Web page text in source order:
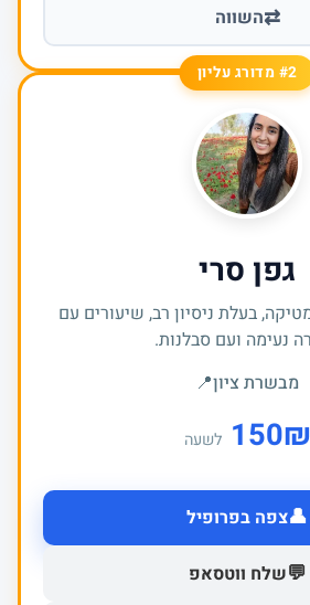
⇄השווה
#2 מדורג עליון
גפן סרי
בעלת ניסיון רב, שיעורים עם
נעימה ועם סבלנות.
מבשרת ציון📍
₪
150 לשעה
👤צפה בפרופיל
💬שלח ווטסאפ